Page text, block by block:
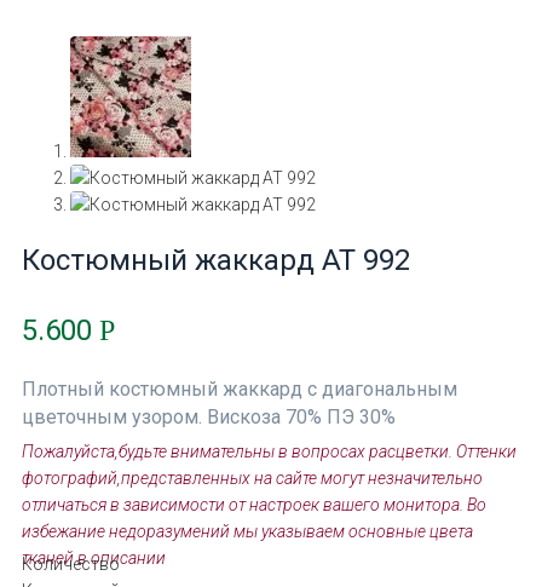
Костюмный жаккард АТ 992
5.600 Р
Плотный костюмный жаккард с диагональным
цветочным узором. Вискоза 70% ПЭ 30%
Пожалуйста,будьте внимательны в вопросах расцветки. Оттенки
фотографий,представленных на сайте могут незначительно
отличаться в зависимости от настроек вашего монитора. Во
избежание недоразумений мы указываем основные цвета
тканей в описании
Количество